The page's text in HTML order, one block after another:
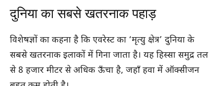
दुनिया का सबसे खतरनाक पहाड़
विशेषज्ञों का कहना है कि एवरेस्ट का ‘मृत्यु क्षेत्र’ दुनिया के
सबसे खतरनाक इलाकों में गिना जाता है। यह हिस्सा समुद्र तल
से 8 हजार मीटर से अधिक ऊँचा है, जहाँ हवा में ऑक्सीजन